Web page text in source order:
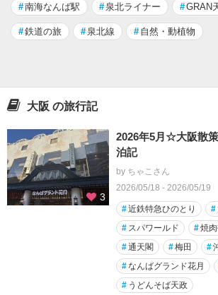
#南海なんば駅 # 泉北ライナー #GRAN
#鉄道の旅 # 泉北線 # 自然・動植物
大阪 の旅行記
3
2026年5月☆大阪散
泊記
by ちゃこさん
2026/05/18 - 2026/05/19
#近鉄特急ひのとり #
# スパワールド #焼
#通天閣 #梅田 #
#なんばグランド花月
# うどんそば天政